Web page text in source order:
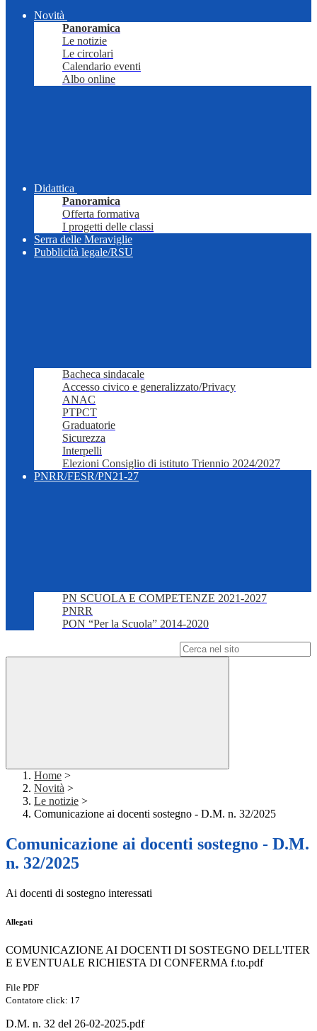
Novità
Panoramica
Le notizie
Le circolari
Calendario eventi
Albo online
Didattica
Panoramica
Offerta formativa
I progetti delle classi
Serra delle Meraviglie
Pubblicità legale/RSU
Bacheca sindacale
Accesso civico e generalizzato/Privacy
ANAC
PTPCT
Graduatorie
Sicurezza
Interpelli
Elezioni Consiglio di istituto Triennio 2024/2027
PNRR/FESR/PN21-27
PN SCUOLA E COMPETENZE 2021-2027
PNRR
PON “Per la Scuola” 2014-2020
Home >
Novità >
Le notizie >
Comunicazione ai docenti sostegno - D.M. n. 32/2025
Comunicazione ai docenti sostegno - D.M.
n. 32/2025
Ai docenti di sostegno interessati
Allegati
COMUNICAZIONE AI DOCENTI DI SOSTEGNO DELL'ITER
E EVENTUALE RICHIESTA DI CONFERMA f.to.pdf
File PDF
Contatore click: 17
D.M. n. 32 del 26-02-2025.pdf